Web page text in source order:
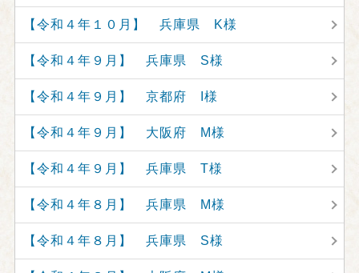
【令和４年１０月】 兵庫県 K様
【令和４年９月】 兵庫県 S様
【令和４年９月】 京都府 I様
【令和４年９月】 大阪府 M様
【令和４年９月】 兵庫県 T様
【令和４年８月】 兵庫県 M様
【令和４年８月】 兵庫県 S様